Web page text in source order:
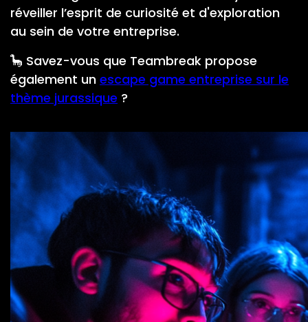
réveiller l’esprit de curiosité et d'exploration
au sein de votre entreprise.
🦕 Savez-vous que Teambreak propose
également un escape game entreprise sur le
thème jurassique ?